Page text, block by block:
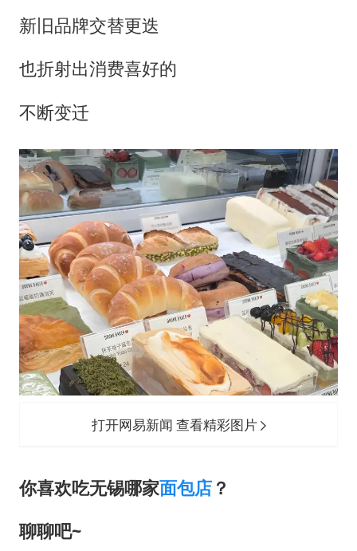
新旧品牌交替更迭
也折射出消费喜好的
不断变迁
打开网易新闻 查看精彩图片
你喜欢吃无锡哪家面包店？
聊聊吧~